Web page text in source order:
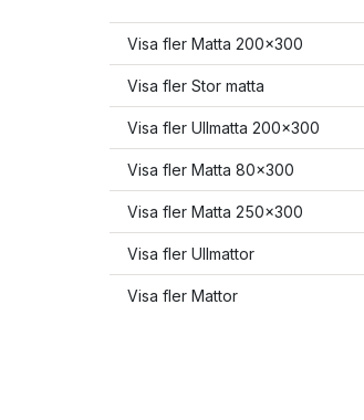
Visa fler Matta 200x300
Visa fler Stor matta
Visa fler Ullmatta 200x300
Visa fler Matta 80x300
Visa fler Matta 250x300
Visa fler Ullmattor
Visa fler Mattor